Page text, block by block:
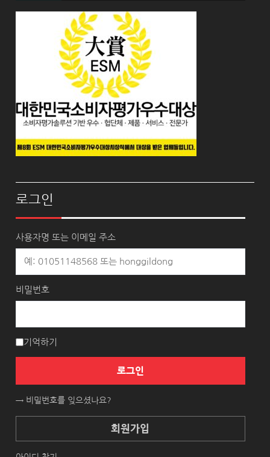
로그인
사용자명 또는 이메일 주소
비밀번호
기억하기
로그인
→ 비밀번호를 잊으셨나요?
회원가입